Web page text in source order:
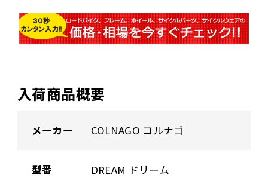
入荷商品概要
メーカー COLNAGO コルナゴ
型番 DREAM ドリーム